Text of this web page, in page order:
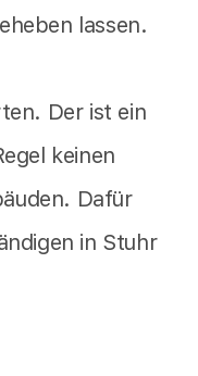
lassen.
Der ist ein
keinen
Dafür
in Stuhr